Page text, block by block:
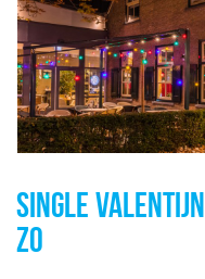
SINGLE
ZO